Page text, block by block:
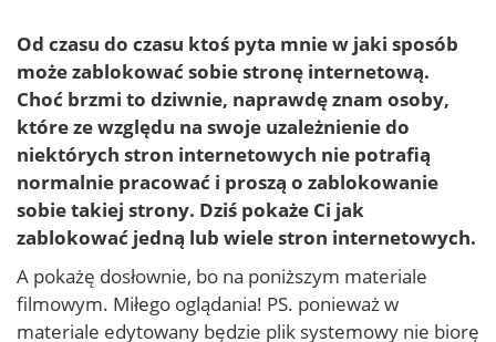
Od czasu do czasu ktoś pyta mnie w jaki sposób
możezablokowaćsobiestronę internetową.
Choć brzmi to dziwnie, naprawdę znam osoby,
które ze względu na swoje uzależnienie do
niektórych stron internetowych nie potrafią
normalnie pracować i proszą o zablokowanie
sobie takiej strony. Dziś pokaże Ci jak
zablokować jedną lub wiele stron internetowych.
A pokażę dosłownie, bo na poniższym materiale
filmowym. Miłego oglądania! PS. ponieważ w
materiale edytowany będzie plik systemowy nie biorę